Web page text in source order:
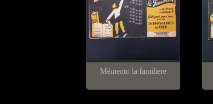
Mémento la familiere